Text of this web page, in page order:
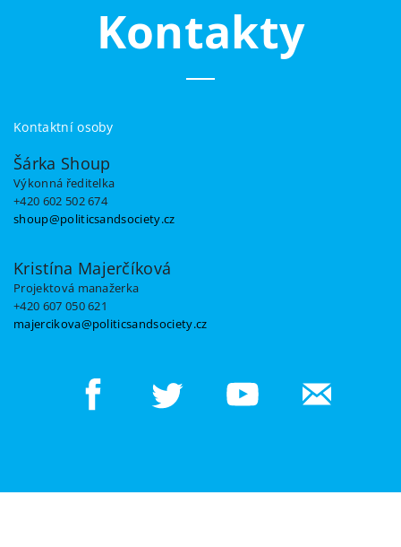
Kontakty
Kontaktní osoby
Šárka Shoup
Výkonná ředitelka
+420 602 502 674
shoup@politicsandsociety.cz
Kristína Majerčíková
Projektová manažerka
+420 607 050 621
majercikova@politicsandsociety.cz